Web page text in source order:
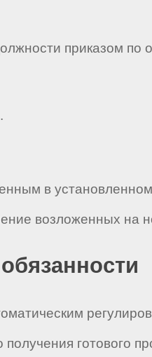
приказом по
в
возложенных на
готового